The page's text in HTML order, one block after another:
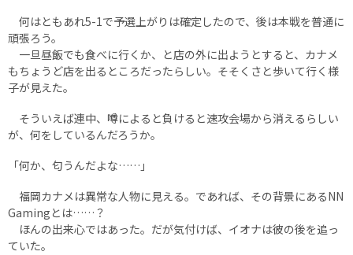
何はともあれ5-1で予選上がりは確定したので、後は本戦を普通に
頑張ろう。
一旦昼飯でも食べに行くか、と店の外に出ようとすると、カナメ
もちょうど店を出るところだったらしい。そそくさと歩いて行く様
子が見えた。
そういえば連中、噂によると負けると速攻会場から消えるらしい
が、何をしているんだろうか。
「何か、匂うんだよな……」
福岡カナメは異常な人物に見える。であれば、その背景にあるNN
Gamingとは……？
ほんの出来心ではあった。だが気付けば、イオナは彼の後を追っ
ていた。